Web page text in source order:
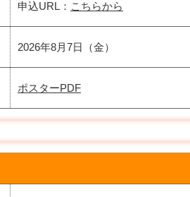
申込URL： こちらから
2026年8月7日（金）
ポスターPDF